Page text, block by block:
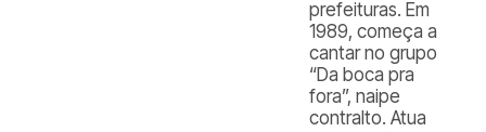
prefeituras. Em
1989, começa a
cantar no grupo
“Da boca pra
fora”, naipe
contralto. Atua